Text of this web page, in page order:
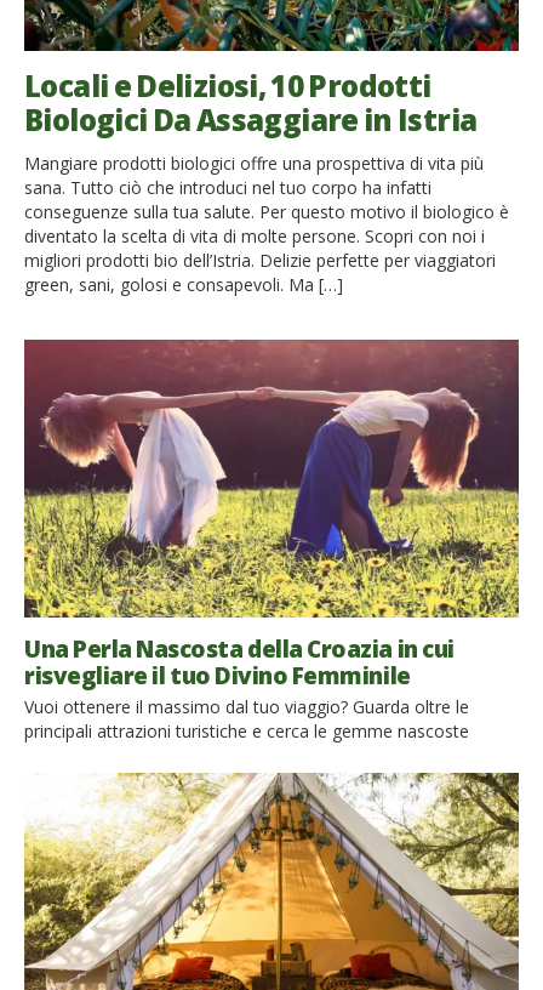
Locali e Deliziosi, 10 Prodotti
Biologici Da Assaggiare in Istria
Mangiare prodotti biologici offre una prospettiva di vita più
sana. Tutto ciò che introduci nel tuo corpo ha infatti
conseguenze sulla tua salute. Per questo motivo il biologico è
diventato la scelta di vita di molte persone. Scopri con noi i
migliori prodotti bio dell’Istria. Delizie perfette per viaggiatori
green, sani, golosi e consapevoli. Ma […]
Una Perla Nascosta della Croazia in cui
risvegliare il tuo Divino Femminile
Vuoi ottenere il massimo dal tuo viaggio? Guarda oltre le
principali attrazioni turistiche e cerca le gemme nascoste
con il tuo Divino Femminile e a trasformare il modo in cui vedi
il mondo. Esiste in Croazia una sensuale e meravigliosa foresta
che ti toglierà il respiro […]